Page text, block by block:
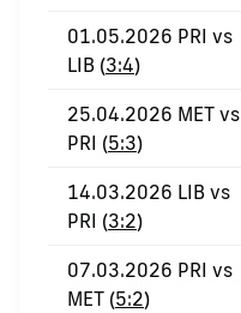
01.05.2026 PRI vs
LIB (3:4)
25.04.2026 MET vs
PRI (5:3)
14.03.2026 LIB vs
PRI (3:2)
07.03.2026 PRI vs
MET (5:2)